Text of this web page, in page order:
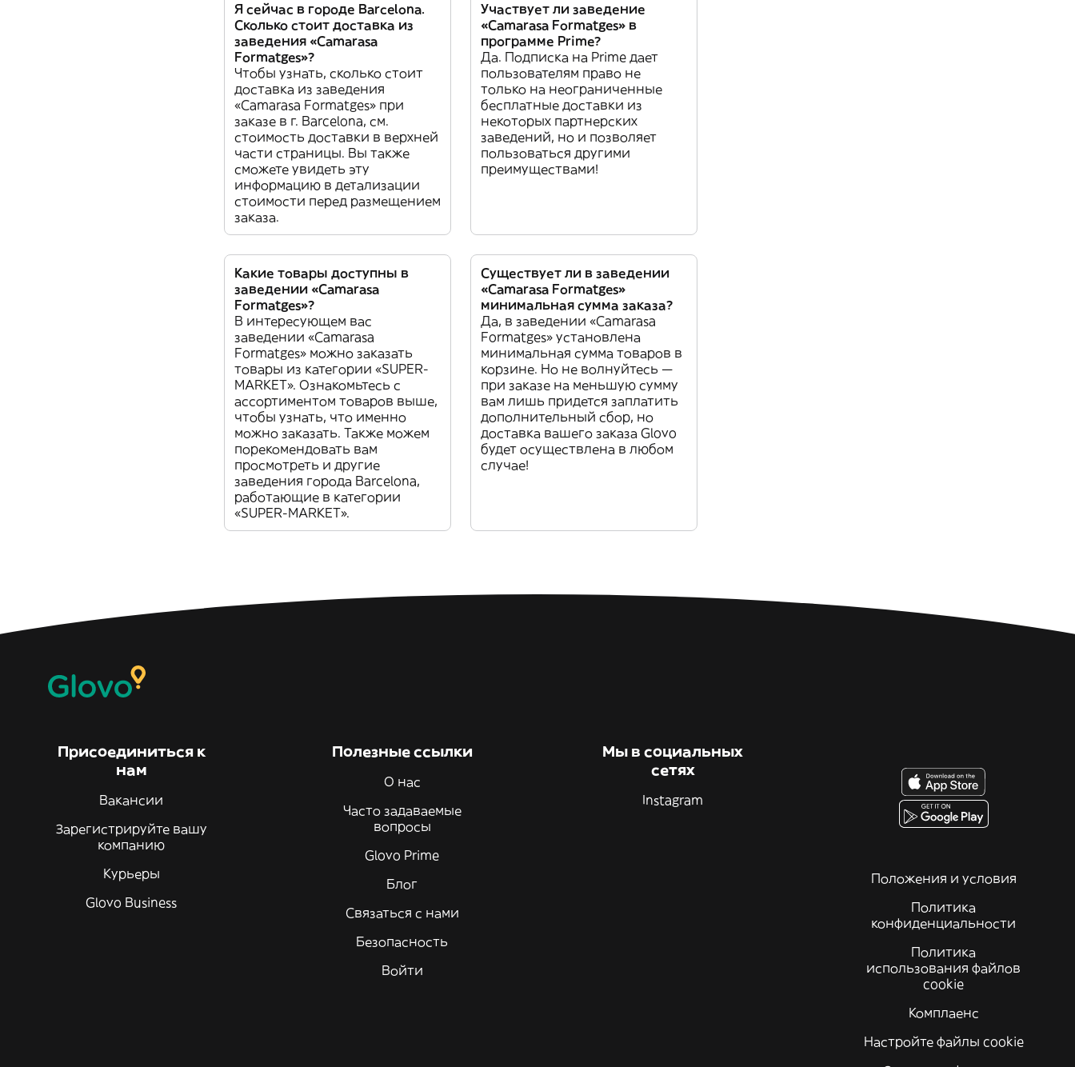
Я сейчас в городе Barcelona.
Сколько стоит доставка из
заведения «Camarasa
Formatges»?
Чтобы узнать, сколько стоит
доставка из заведения
«Camarasa Formatges» при
заказе в г. Barcelona, см.
стоимость доставки в верхней
части страницы. Вы также
сможете увидеть эту
информацию в детализации
стоимости перед размещением
заказа.
Участвует ли заведение
«Camarasa Formatges» в
программе Prime?
Да. Подписка на Prime дает
пользователям право не
только на неограниченные
бесплатные доставки из
некоторых партнерских
заведений, но и позволяет
пользоваться другими
преимуществами!
Какие товары доступны в
заведении «Camarasa
Formatges»?
В интересующем вас
заведении «Camarasa
Formatges» можно заказать
товары из категории «SUPER-
MARKET». Ознакомьтесь с
ассортиментом товаров выше,
чтобы узнать, что именно
можно заказать. Также можем
порекомендовать вам
просмотреть и другие
заведения города Barcelona,
работающие в категории
«SUPER-MARKET».
Существует ли в заведении
«Camarasa Formatges»
минимальная сумма заказа?
Да, в заведении «Camarasa
Formatges» установлена
минимальная сумма товаров в
корзине. Но не волнуйтесь —
при заказе на меньшую сумму
вам лишь придется заплатить
дополнительный сбор, но
доставка вашего заказа Glovo
будет осуществлена в любом
случае!
Присоединиться к
нам
Вакансии
Зарегистрируйте вашу
компанию
Курьеры
Glovo Business
Полезные ссылки
О нас
Часто задаваемые
вопросы
Glovo Prime
Блог
Связаться с нами
Безопасность
Войти
Мы в социальных
сетях
Instagram
Положения и условия
Политика
конфиденциальности
Политика
использования файлов
cookie
Комплаенс
Настройте файлы cookie